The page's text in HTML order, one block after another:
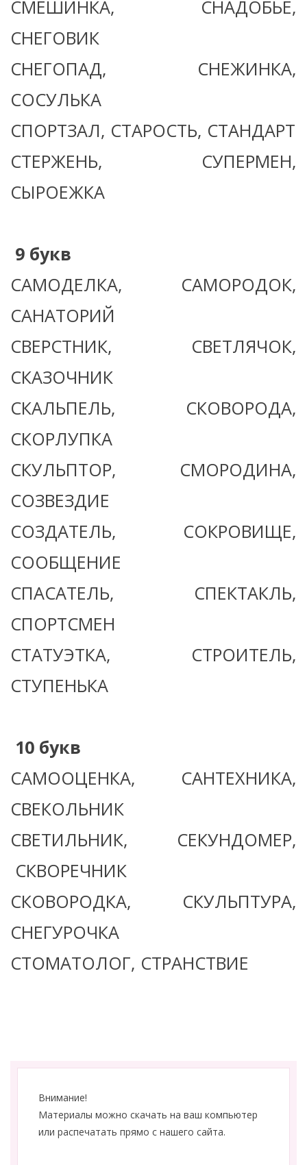
СМЕШИНКА, СНАДОБЬЕ,
СНЕГОВИК
СНЕГОПАД, СНЕЖИНКА,
СОСУЛЬКА
СПОРТЗАЛ, СТАРОСТЬ, СТАНДАРТ
СТЕРЖЕНЬ, СУПЕРМЕН,
СЫРОЕЖКА
9 букв
САМОДЕЛКА, САМОРОДОК,
САНАТОРИЙ
СВЕРСТНИК, СВЕТЛЯЧОК,
СКАЗОЧНИК
СКАЛЬПЕЛЬ, СКОВОРОДА,
СКОРЛУПКА
СКУЛЬПТОР, СМОРОДИНА,
СОЗВЕЗДИЕ
СОЗДАТЕЛЬ, СОКРОВИЩЕ,
СООБЩЕНИЕ
СПАСАТЕЛЬ, СПЕКТАКЛЬ,
СПОРТСМЕН
СТАТУЭТКА, СТРОИТЕЛЬ,
СТУПЕНЬКА
10 букв
САМООЦЕНКА, САНТЕХНИКА,
СВЕКОЛЬНИК
СВЕТИЛЬНИК, СЕКУНДОМЕР,
СКВОРЕЧНИК
СКОВОРОДКА, СКУЛЬПТУРА,
СНЕГУРОЧКА
СТОМАТОЛОГ, СТРАНСТВИЕ
Внимание!
Материалы можно скачать на ваш компьютер
или распечатать прямо с нашего сайта.